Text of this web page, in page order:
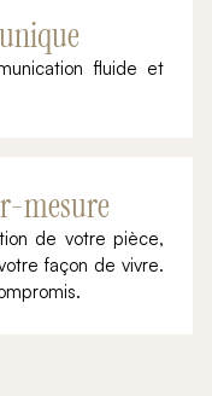
fluide et
mesure
de votre pièce,
façon de vivre.